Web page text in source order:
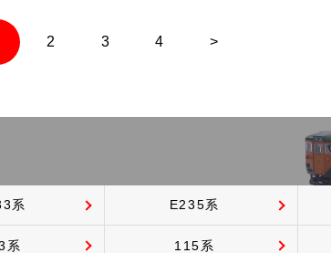
2 3 4 >
系 E235系
系 115系